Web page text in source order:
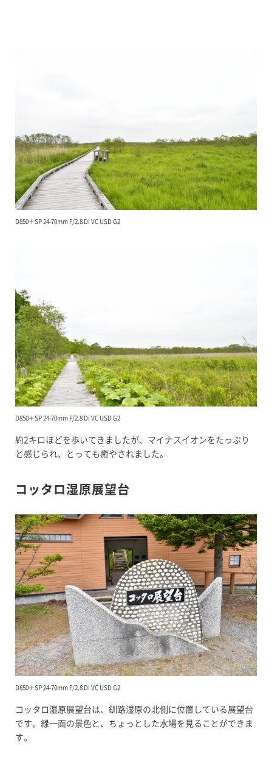
D850＋SP 24-70mm F/2.8 Di VC USD G2
D850＋SP 24-70mm F/2.8 Di VC USD G2
約2キロほどを歩いてきましたが、マイナスイオンをたっぷり
と感じられ、とっても癒やされました。
コッタロ湿原展望台
D850＋SP 24-70mm F/2.8 Di VC USD G2
コッタロ湿原展望台は、釧路湿原の北側に位置している展望台
です。緑一面の景色と、ちょっとした水場を見ることができま
す。